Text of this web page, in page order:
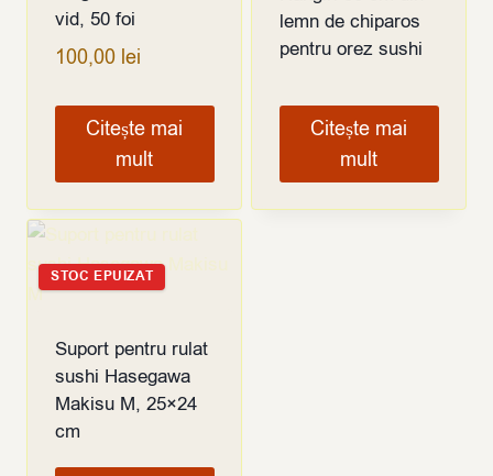
vid, 50 foi
100,00 lei
Citește mai
mult
lemn de chiparos
pentru orez sushi
Citește mai
mult
STOC EPUIZAT
Suport pentru rulat
sushi Hasegawa
Makisu M, 25×24
cm